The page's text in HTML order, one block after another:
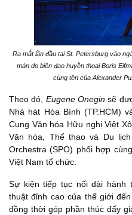
Ra mắt lần đầu tại St. Petersburg vào
màn do biên đạo huyền thoại Boris
cùng tên của Alexander
Theo đó, Eugene Onegin sẽ
Nhà hát Hòa Bình (TP.HCM)
Cung Văn hóa Hữu nghị Việt
Văn hóa, Thể thao và Du
Orchestra (SPO) phối hợp
Việt Nam tổ chức.
Sự kiện tiếp tục nối dài hành
thuật đỉnh cao của thế giới
đồng thời góp phần thúc đẩy